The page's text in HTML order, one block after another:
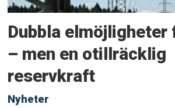
Dubbla elmöjligheter
– men en otillräcklig
reservkraft
Nyheter